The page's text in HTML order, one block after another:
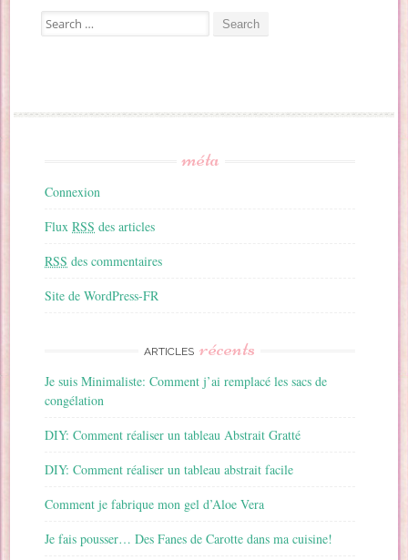
Search for:
méta
Connexion
FluxRSS des articles
RSS des commentaires
Site de WordPress-FR
ARTICLES récents
Je suis Minimaliste: Comment j’ai remplacé les sacs de
congélation
DIY: Comment réaliser un tableau Abstrait Gratté
DIY: Comment réaliser un tableau abstrait facile
Comment je fabrique mon gel d’Aloe Vera
Je fais pousser… Des Fanes de Carotte dans ma cuisine!